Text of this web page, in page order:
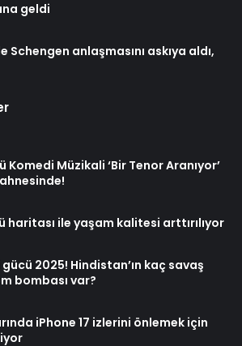
geldi
Schengen anlaşmasını askıya aldı,
Komedi Müzikali ‘Bir Tenor Aranıyor’
haritası ile yaşam kalitesi arttırılıyor
2025! Hindistan’ın kaç savaş
bombası var?
iPhone 17 izlerini önlemek için